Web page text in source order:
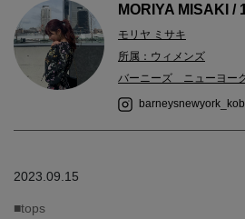
MORIYA MISAKI /
モリヤ ミサキ
所属：ウィメンズ
バーニーズ ニューヨー
2023.09.15
■tops